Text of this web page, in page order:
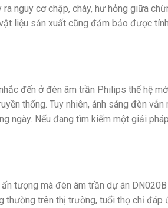
nguy cơ chập, cháy, hư hỏng giữa
liệu sản xuất cũng đảm bảo được
đến ở đèn âm trần Philips thế hệ
thống. Tuy nhiên, ánh sáng đèn
ngày. Nếu đang tìm kiếm một giải
tượng mà đèn âm trần dự án
thường trên thị trường, tuổi thọ chỉ